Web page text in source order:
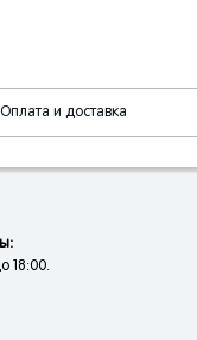
Оплата и доставка
18:00.